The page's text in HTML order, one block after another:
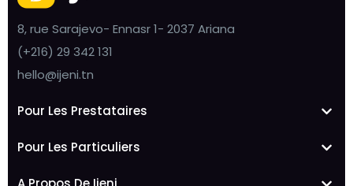
8, rue Sarajevo- Ennasr 1- 2037 Ariana
(+216) 29 342 131
hello@ijeni.tn
Pour Les Prestataires
Pour Les Particuliers